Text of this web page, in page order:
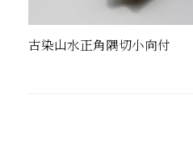
古染山水正角隅切小向付